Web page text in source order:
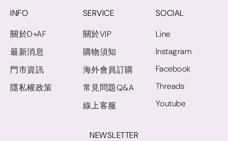
INFO
關於D+AF
最新消息
門市資訊
隱私權政策
SERVICE
關於VIP
購物須知
海外會員訂購
常見問題Q&A
線上客服
SOCIAL
Line
Instagram
Facebook
Threads
Youtube
NEWSLETTER